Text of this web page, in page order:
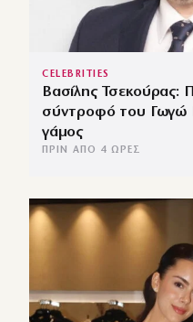
CELEBRITIES
Βασίλης Τσεκούρας:
σύντροφό του Γωγώ
γάμος
ΠΡΙΝ ΑΠΌ 4 ΏΡΕΣ